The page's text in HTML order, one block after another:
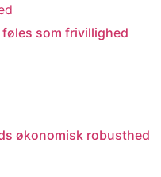
som frivillighed
økonomisk robusthed